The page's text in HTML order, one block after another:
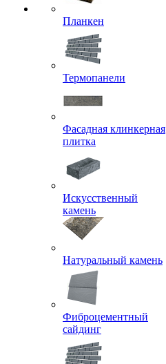
Планкен
Термопанели
Фасадная клинкерная
плитка
Искусственный
камень
Натуральный камень
Фиброцементный
сайдинг